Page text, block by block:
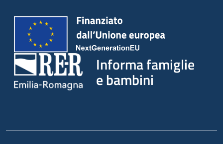
Informa famiglie
e bambini